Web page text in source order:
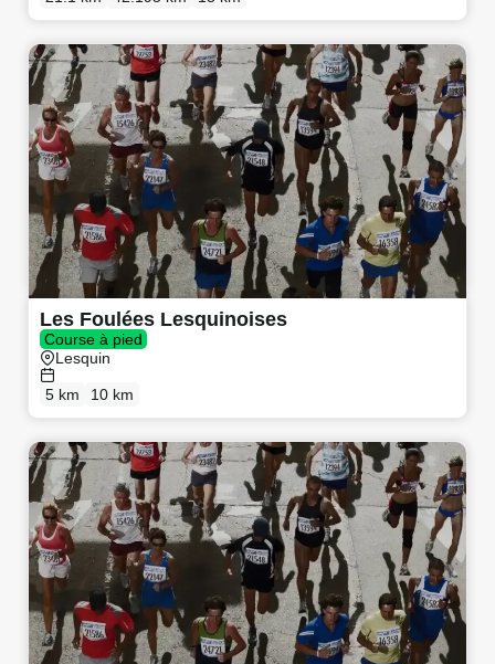
Les Foulées Lesquinoises
Course à pied
Lesquin
5 km 10 km